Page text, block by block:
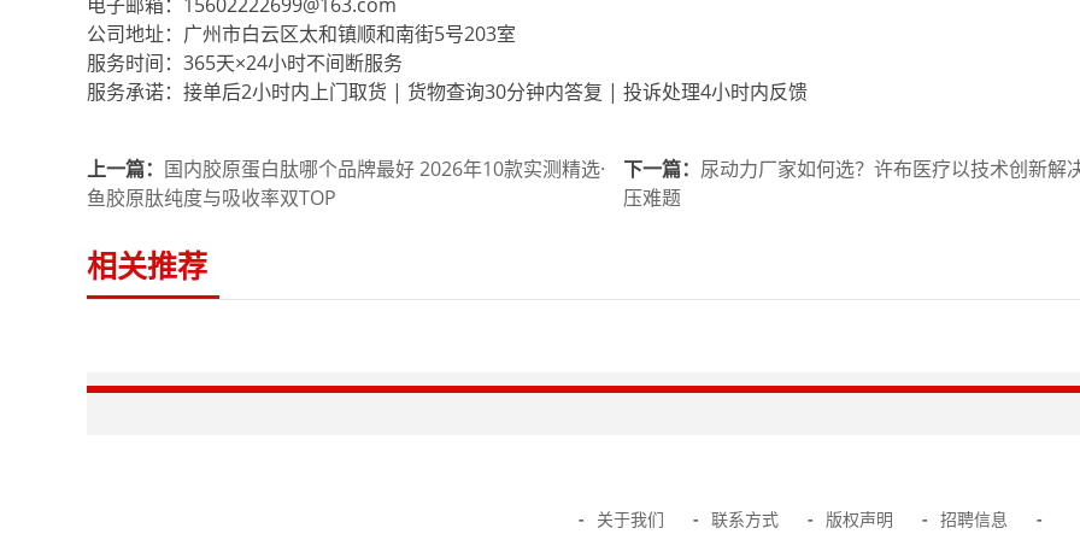
公司地址：广州市白云区太和镇顺和南街5号203室
服务时间：365天×24小时不间断服务
服务承诺：接单后2小时内上门取货 | 货物查询30分钟内答复 | 投诉处理4小时内反馈
上一篇： 国内胶原蛋白肽哪个品牌最好 2026年10款实测精选·
鱼胶原肽纯度与吸收率双TOP
下一篇： 尿动力厂家如何选？许布医疗以技术创新解
压难题
相关推荐
- 关于我们 - 联系方式 - 版权声明 - 招聘信息 -